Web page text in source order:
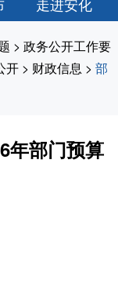
> 政务公开工作要
开 > 财政信息 > 部
年部门预算